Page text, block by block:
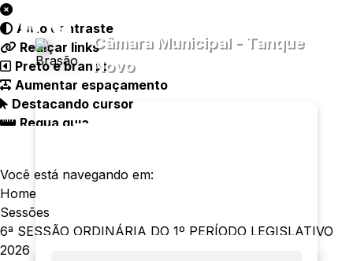
Câmara Municipal - Tanque
Novo
Auto contraste
Realçar links
Preto e branco
Aumentar espaçamento
Destacando cursor
Regua guia
Você está navegando em:
Home
Sessões
6ª SESSÃO ORDINÁRIA DO 1º PERÍODO LEGISLATIVO
2026